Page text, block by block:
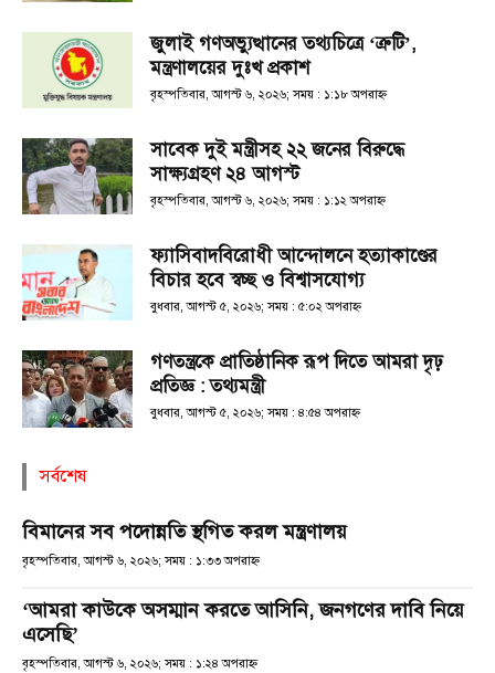
জুলাই গণঅভ্যুত্থানের তথ্যচিত্রে ‘ত্রুটি’,
মন্ত্রণালয়ের দুঃখ প্রকাশ
বৃহস্পতিবার, আগস্ট ৬, ২০২৬; সময় : ১:১৮ অপরাহ্ণ
সাবেক দুই মন্ত্রীসহ ২২ জনের বিরুদ্ধে
সাক্ষ্যগ্রহণ ২৪ আগস্ট
বৃহস্পতিবার, আগস্ট ৬, ২০২৬; সময় : ১:১২ অপরাহ্ণ
ফ্যাসিবাদবিরোধী আন্দোলনে হত্যাকাণ্ডের
বিচার হবে স্বচ্ছ ও বিশ্বাসযোগ্য
বুধবার, আগস্ট ৫, ২০২৬; সময় : ৫:০২ অপরাহ্ণ
গণতন্ত্রকে প্রাতিষ্ঠানিক রূপ দিতে আমরা দৃঢ়
প্রতিজ্ঞ : তথ্যমন্ত্রী
বুধবার, আগস্ট ৫, ২০২৬; সময় : ৪:৫৪ অপরাহ্ণ
সর্বশেষ
বিমানের সব পদোন্নতি স্থগিত করল মন্ত্রণালয়
বৃহস্পতিবার, আগস্ট ৬, ২০২৬; সময় : ১:৩৩ অপরাহ্ণ
‘আমরা কাউকে অসম্মান করতে আসিনি, জনগণের দাবি নিয়ে
এসেছি’
বৃহস্পতিবার, আগস্ট ৬, ২০২৬; সময় : ১:২৪ অপরাহ্ণ